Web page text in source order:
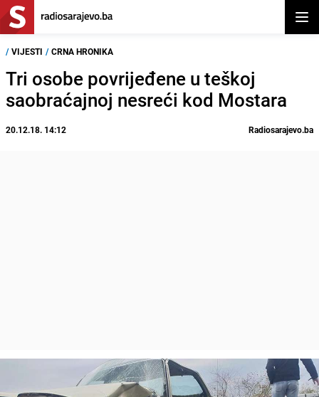
/ VIJESTI / CRNA HRONIKA
Tri osobe povrijeđene u teškoj
saobraćajnoj nesreći kod Mostara
20.12.18. 14:12 Radiosarajevo.ba